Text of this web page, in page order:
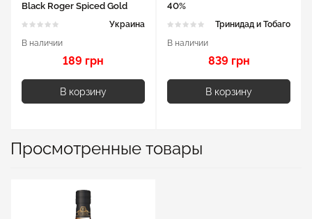
Black Roger Spiced Gold
Украина
В наличии
189 грн
В корзину
40%
Тринидад и Тобаго
В наличии
839 грн
В корзину
Просмотренные товары